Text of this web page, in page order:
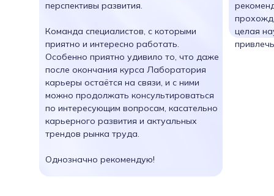
целая
перспективы развития.
Команда специалистов, с которыми
приятно и интересно работать.
Особенно приятно удивило то, что даже
после окончания курса Лаборатория
карьеры остаётся на связи, и с ними
можно продолжать консультироваться
по интересующим вопросам, касательно
карьерного развития и актуальных
трендов рынка труда.
Однозначно рекомендую!